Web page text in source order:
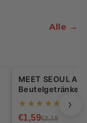
Alle →
-27%
MEET SEOUL Ade
Beutelgetränke
Zitrone 230ml
★★★★★ (3)
€1,59€2,19
›